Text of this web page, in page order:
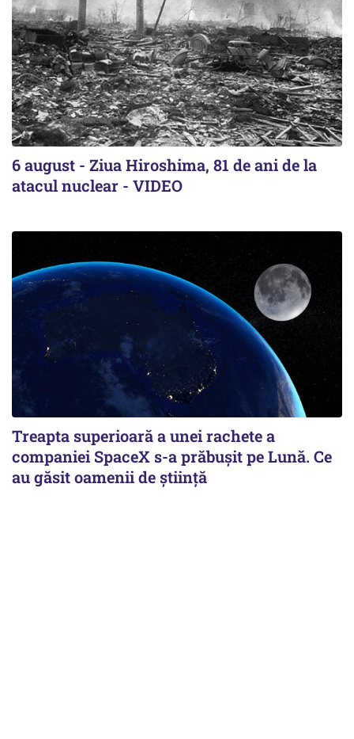
6 august - Ziua Hiroshima, 81 de ani de la
atacul nuclear - VIDEO
Treapta superioară a unei rachete a
companiei SpaceX s-a prăbușit pe Lună. Ce
au găsit oamenii de știință